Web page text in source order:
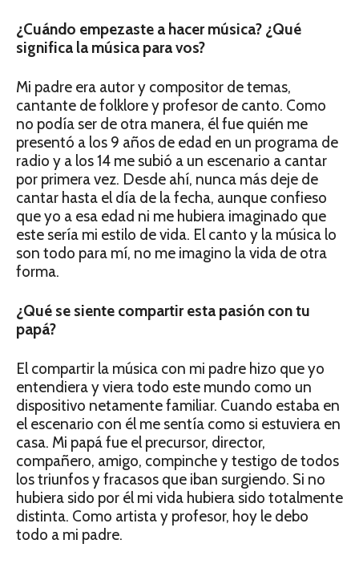
¿Cuándo empezaste a hacer música? ¿Qué
significa la música para vos?
Mi padre era autor y compositor de temas,
cantante de folklore y profesor de canto. Como
no podía ser de otra manera, él fue quién me
presentó a los 9 años de edad en un programa de
radio y a los 14 me subió a un escenario a cantar
por primera vez. Desde ahí, nunca más deje de
cantar hasta el día de la fecha, aunque confieso
que yo a esa edad ni me hubiera imaginado que
este sería mi estilo de vida. El canto y la música lo
son todo para mí, no me imagino la vida de otra
forma.
¿Qué se siente compartir esta pasión con tu
papá?
El compartir la música con mi padre hizo que yo
entendiera y viera todo este mundo como un
dispositivo netamente familiar. Cuando estaba en
el escenario con él me sentía como si estuviera en
casa. Mi papá fue el precursor, director,
compañero, amigo, compinche y testigo de todos
los triunfos y fracasos que iban surgiendo. Si no
hubiera sido por él mi vida hubiera sido totalmente
distinta. Como artista y profesor, hoy le debo
todo a mi padre.